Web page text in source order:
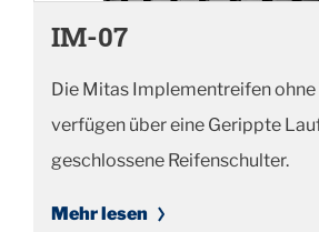
IM-07
Die Mitas Implementreifen
verfügen über eine Gerippte
geschlossene Reifenschulter.
Mehr lesen